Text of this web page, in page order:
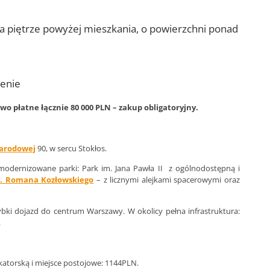
piętrze powyżej mieszkania, o powierzchni ponad
płatne łącznie 80 000 PLN – zakup obligatoryjny.
90, w sercu Stokłos.
parki: Park im. Jana Pawła II z ogólnodostępną i
Romana Kozłowskiego – z licznymi alejkami spacerowymi oraz
dojazd do centrum Warszawy. W okolicy pełna infrastruktura:
i miejsce postojowe: 1144PLN.